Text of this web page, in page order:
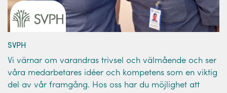
SVPH
Vi värnar om varandras trivsel och välmående och ser
våra medarbetares idéer och kompetens som en viktig
del av vår framgång. Hos oss har du möjlighet att